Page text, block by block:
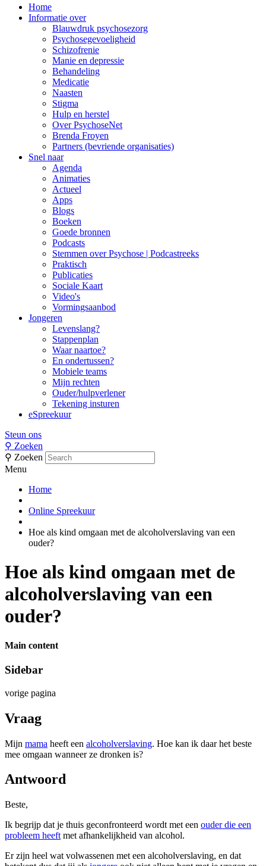
Main
Navigation
Home
Informatie over
Blauwdruk psychosezorg
Psychosegevoeligheid
Schizofrenie
Manie en depressie
Behandeling
Medicatie
Naasten
Stigma
Hulp en herstel
Over PsychoseNet
Brenda Froyen
Partners (bevriende organisaties)
Snel naar
Agenda
Animaties
Actueel
Apps
Blogs
Boeken
Goede bronnen
Podcasts
Stemmen over Psychose | Podcastreeks
Praktisch
Publicaties
Sociale Kaart
Video's
Vormingsaanbod
Jongeren
Levenslang?
Stappenplan
Waar naartoe?
En ondertussen?
Mobiele teams
Mijn rechten
Ouder/hulpverlener
Tekening insturen
eSpreekuur
Steun ons
⚲ Zoeken
⚲ Zoeken
Menu
Home
Online Spreekuur
Hoe als kind omgaan met de alcoholverslaving van een
ouder?
Hoe als kind omgaan met de
alcoholverslaving van een
ouder?
Main content
Sidebar
vorige pagina
Vraag
Mijn mama heeft een alcoholverslaving. Hoe kan ik daar het beste
mee omgaan wanneer ze dronken is?
Antwoord
Beste,
Ik begrijp dat je thuis geconfronteerd wordt met een ouder die een
probleem heeft met afhankelijkheid van alcohol.
Er zijn heel wat volwassenen met een alcoholverslaving, en dat